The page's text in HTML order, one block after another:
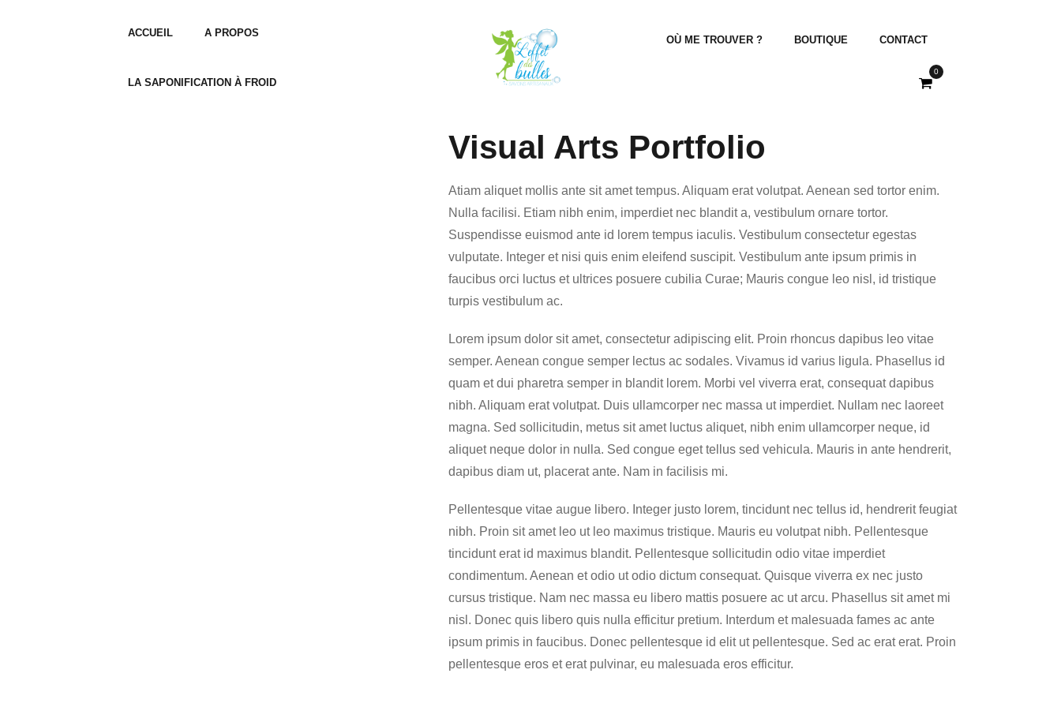
ACCUEIL A PROPOS
LA SAPONIFICATION À FROID
OÙ ME TROUVER ? BOUTIQUE CONTACT
0
Visual Arts Portfolio
Atiam aliquet mollis ante sit amet tempus. Aliquam erat volutpat. Aenean sed tortor enim.
Nulla facilisi. Etiam nibh enim, imperdiet nec blandit a, vestibulum ornare tortor.
Suspendisse euismod ante id lorem tempus iaculis. Vestibulum consectetur egestas
vulputate. Integer et nisi quis enim eleifend suscipit. Vestibulum ante ipsum primis in
faucibus orci luctus et ultrices posuere cubilia Curae; Mauris congue leo nisl, id tristique
turpis vestibulum ac.
Lorem ipsum dolor sit amet, consectetur adipiscing elit. Proin rhoncus dapibus leo vitae
semper. Aenean congue semper lectus ac sodales. Vivamus id varius ligula. Phasellus id
quam et dui pharetra semper in blandit lorem. Morbi vel viverra erat, consequat dapibus
nibh. Aliquam erat volutpat. Duis ullamcorper nec massa ut imperdiet. Nullam nec laoreet
magna. Sed sollicitudin, metus sit amet luctus aliquet, nibh enim ullamcorper neque, id
aliquet neque dolor in nulla. Sed congue eget tellus sed vehicula. Mauris in ante hendrerit,
dapibus diam ut, placerat ante. Nam in facilisis mi.
Pellentesque vitae augue libero. Integer justo lorem, tincidunt nec tellus id, hendrerit feugiat
nibh. Proin sit amet leo ut leo maximus tristique. Mauris eu volutpat nibh. Pellentesque
tincidunt erat id maximus blandit. Pellentesque sollicitudin odio vitae imperdiet
condimentum. Aenean et odio ut odio dictum consequat. Quisque viverra ex nec justo
cursus tristique. Nam nec massa eu libero mattis posuere ac ut arcu. Phasellus sit amet mi
nisl. Donec quis libero quis nulla efficitur pretium. Interdum et malesuada fames ac ante
ipsum primis in faucibus. Donec pellentesque id elit ut pellentesque. Sed ac erat erat. Proin
pellentesque eros et erat pulvinar, eu malesuada eros efficitur.